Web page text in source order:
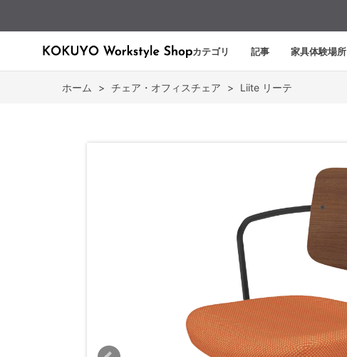
カテゴリ 記事 家具体験場所
ホーム > チェア・オフィスチェア > Liite リーテ